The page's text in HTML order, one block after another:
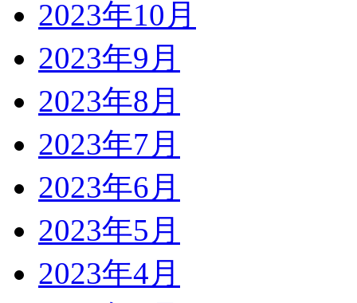
2023年10月
2023年9月
2023年8月
2023年7月
2023年6月
2023年5月
2023年4月